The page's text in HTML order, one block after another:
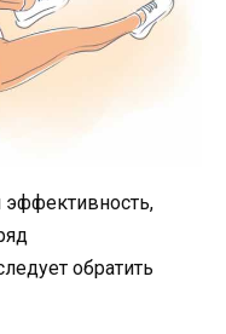
эффективность,
обратить